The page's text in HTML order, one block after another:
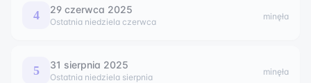
4 29 czerwca 2025
Ostatnia niedziela czerwca
minęła
5 31 sierpnia 2025
Ostatnia niedziela sierpnia
minęła